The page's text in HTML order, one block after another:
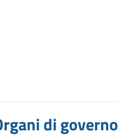
di governo